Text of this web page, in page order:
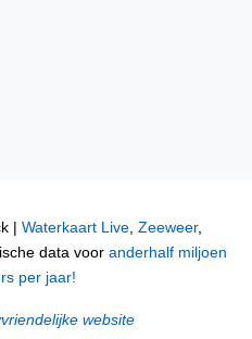
| Waterkaart Live, Zeeweer,
data voor anderhalf miljoen
per jaar!
website